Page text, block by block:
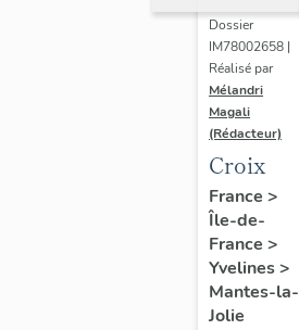
Dossier
IM78002658 |
Réalisé par
Mélandri
Magali
(Rédacteur)
Croix
France >
Île-de-
France >
Yvelines>
Mantes-la-
Jolie